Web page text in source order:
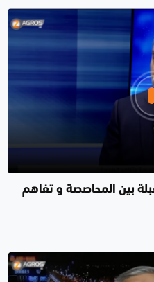
بين المحاصصة و تفاهم